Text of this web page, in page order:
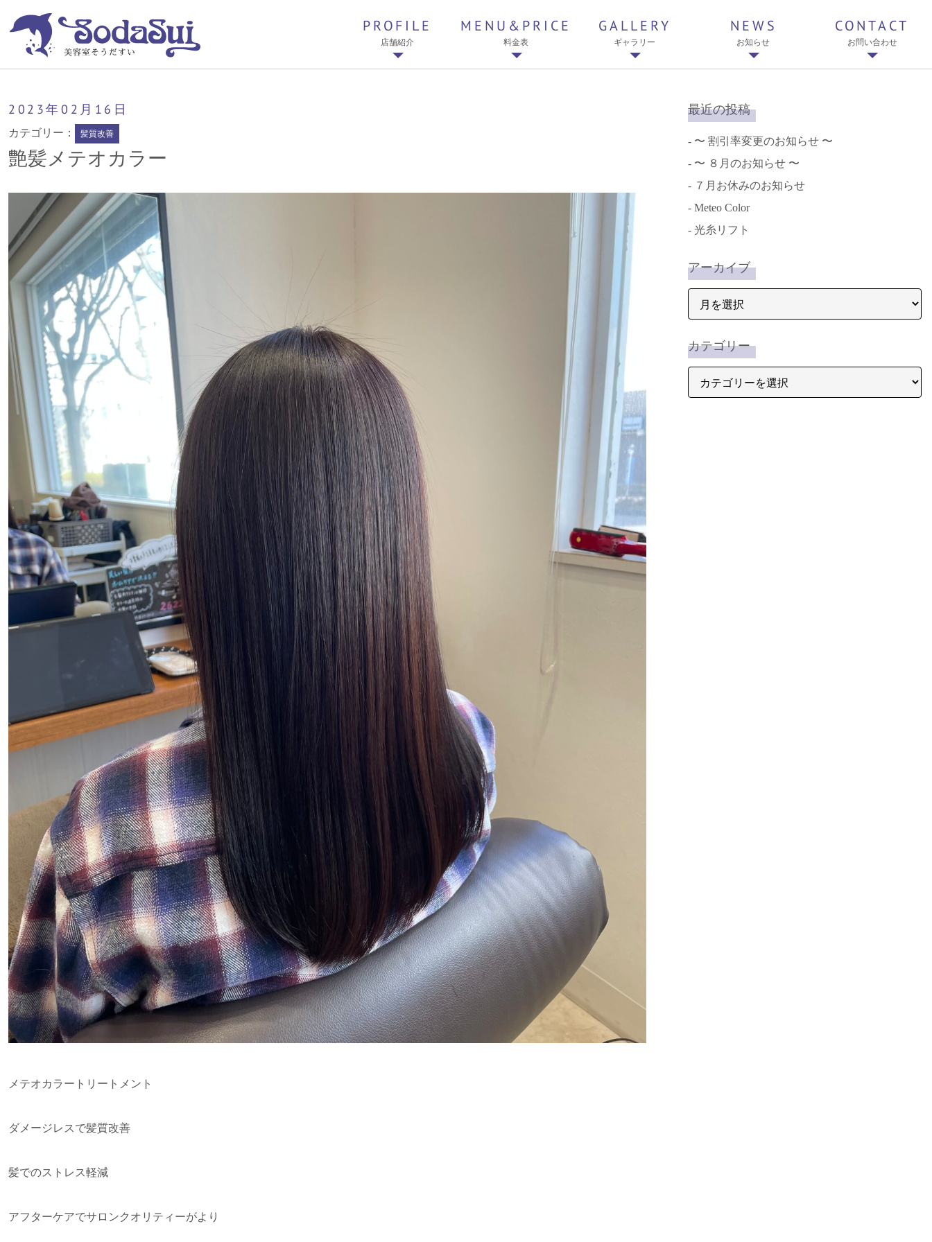
そうだすい艶髪メテオカラー
PROFILE
店舗紹介
MENU&PRICE
料金表
GALLERY
ギャラリー
NEWS
お知らせ
CONTACT
お問い合わせ
2023年02月 16日
カテゴリー： 髪質改善
艶髪メテオカラー
メテオカラートリートメント
ダメージレスで髪質改善
髪でのストレス軽減
アフターケアでサロンクオリティーがより
最近の投稿
〜 割引率変更のお知らせ 〜
〜 ８月のお知らせ 〜
７月お休みのお知らせ
Meteo Color
光糸リフト
アーカイブ
カテゴリー